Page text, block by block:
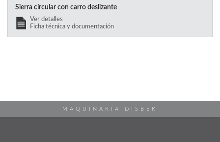
Sierra circular con carro deslizante
Ver detalles
Ficha técnica y documentación
MAQUINARIA DISBER